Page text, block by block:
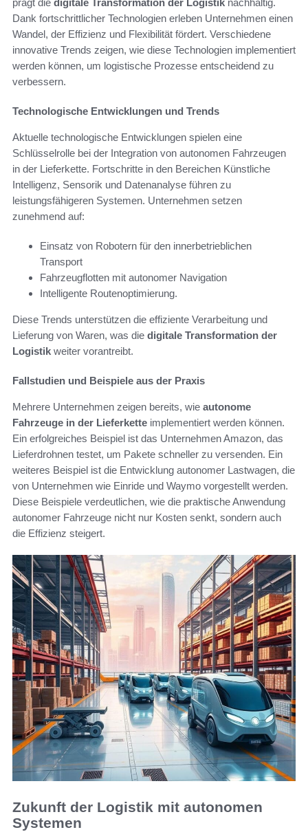
prägt die digitale Transformation der Logistik nachhaltig.
Dank fortschrittlicher Technologien erleben Unternehmen einen
Wandel, der Effizienz und Flexibilität fördert. Verschiedene
innovative Trends zeigen, wie diese Technologien implementiert
werden können, um logistische Prozesse entscheidend zu
verbessern.
Technologische Entwicklungen und Trends
Aktuelle technologische Entwicklungen spielen eine
Schlüsselrolle bei der Integration von autonomen Fahrzeugen
in der Lieferkette. Fortschritte in den Bereichen Künstliche
Intelligenz, Sensorik und Datenanalyse führen zu
leistungsfähigeren Systemen. Unternehmen setzen
zunehmend auf:
Einsatz von Robotern für den innerbetrieblichen
Transport
Fahrzeugflotten mit autonomer Navigation
Intelligente Routenoptimierung.
Diese Trends unterstützen die effiziente Verarbeitung und
Lieferung von Waren, was die digitale Transformation der
Logistik weiter vorantreibt.
Fallstudien und Beispiele aus der Praxis
Mehrere Unternehmen zeigen bereits, wie autonome
Fahrzeuge in der Lieferkette implementiert werden können.
Ein erfolgreiches Beispiel ist das Unternehmen Amazon, das
Lieferdrohnen testet, um Pakete schneller zu versenden. Ein
weiteres Beispiel ist die Entwicklung autonomer Lastwagen, die
von Unternehmen wie Einride und Waymo vorgestellt werden.
Diese Beispiele verdeutlichen, wie die praktische Anwendung
autonomer Fahrzeuge nicht nur Kosten senkt, sondern auch
die Effizienz steigert.
Zukunft der Logistik mit autonomen
Systemen